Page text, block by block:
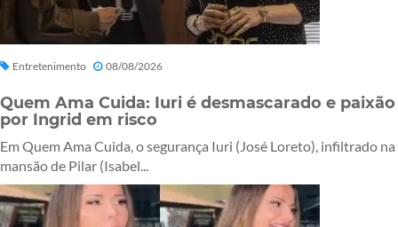
Entretenimento 08/08/2026
Quem Ama Cuida: Iuri é desmascarado e paixão
por Ingrid em risco
Em Quem Ama Cuida, o segurança Iuri (José Loreto), infiltrado na
mansão de Pilar (Isabel...